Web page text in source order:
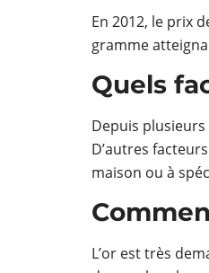
En 2012, le prix
gramme
Quels
Depuis
D’autres
maison ou à
L’or est très